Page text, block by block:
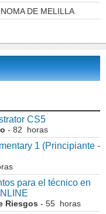
DE MELILLA
CS5
- 82 horas
1 (Principiante -
para el técnico en
Riesgos - 55 horas